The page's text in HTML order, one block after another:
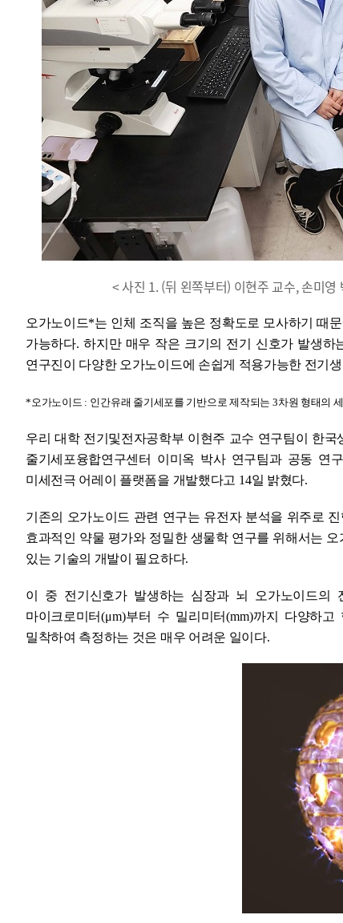
< 사진 1. (뒤 왼쪽부터) 이현주 교수, 손미
오가노이드*는 인체 조직을 높은 정확도로 모사하기 때
가능하다.하지만 매우 작은 크기의 전기 신호가 발생하
연구진이 다양한 오가노이드에 손쉽게 적용가능한 전기
* 오가노이드 : 인간유래 줄기세포를 기반으로 제작되는 3차원 형태의
우리 대학 전기및전자공학부 이현주 교수 연구팀이 한국
줄기세포융합연구센터 이미옥 박사 연구팀과 공동 연
미세전극 어레이 플랫폼을 개발했다고 14일 밝혔다.
기존의 오가노이드 관련 연구는 유전자 분석을 위주로 진
효과적인 약물 평가와 정밀한 생물학 연구를 위해서는 오
있는 기술의 개발이 필요하다.
이 중 전기신호가 발생하는 심장과 뇌 오가노이드의
마이크로미터(μm)부터 수 밀리미터(mm)까지 다양하고
밀착하여 측정하는 것은 매우 어려운 일이다.